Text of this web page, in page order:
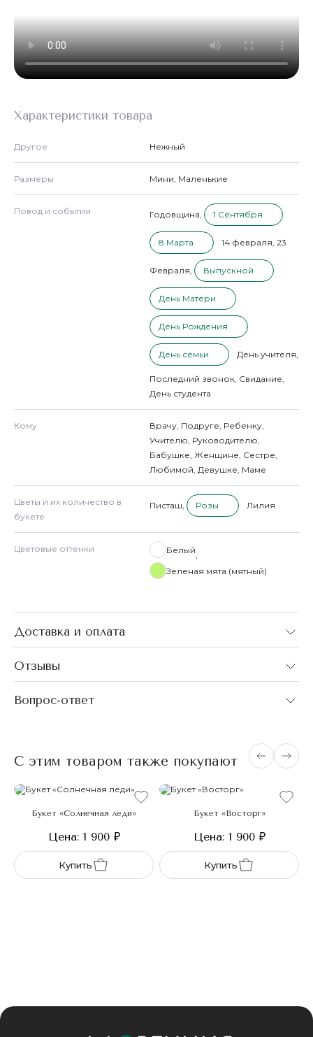
Характеристики товара
Другое Нежный
Размеры Мини, Маленькие
Повод и события Годовщина, 1 Сентября
8 Марта 14 февраля, 23
Февраля, Выпускной
День Матери
День Рождения
День семьи День учителя,
Последний звонок, Свидание,
День студента
Кому Врачу, Подруге, Ребенку,
Учителю, Руководителю,
Бабушке, Женщине, Сестре,
Любимой, Девушке, Маме
Цветы и их количество в
букете
Писташ, Розы Лилия
Цветовые оттенки Белый,
Зеленая мята (мятный)
Доставка и оплата
Отзывы
Вопрос-ответ
С этим товаром также покупают
Букет «Солнечная леди»
Цена: 1 900 ₽
Купить
Букет «Восторг»
Цена: 1 900 ₽
Купить